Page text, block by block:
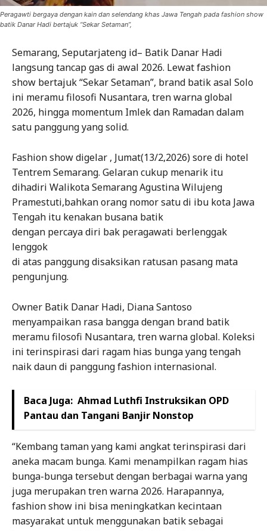
Peragawti bergaya dengan kain dan selendang khas Jawa Tengah pada fashion show
batik Danar Hadi bertajuk “Sekar Setaman”,
Semarang, Seputarjateng id– Batik Danar Hadi
langsung tancap gas di awal 2026. Lewat fashion
show bertajuk “Sekar Setaman”, brand batik asal Solo
ini meramu filosofi Nusantara, tren warna global
2026, hingga momentum Imlek dan Ramadan dalam
satu panggung yang solid.
Fashion show digelar , Jumat(13/2,2026) sore di hotel
Tentrem Semarang. Gelaran cukup menarik itu
dihadiri Walikota Semarang Agustina Wilujeng
Pramestuti,bahkan orang nomor satu di ibu kota Jawa
Tengah itu kenakan busana batik
dengan percaya diri bak peragawati berlenggak
lenggok
di atas panggung disaksikan ratusan pasang mata
pengunjung.
Owner Batik Danar Hadi, Diana Santoso
menyampaikan rasa bangga dengan brand batik
meramu filosofi Nusantara, tren warna global. Koleksi
ini terinspirasi dari ragam hias bunga yang tengah
naik daun di panggung fashion internasional.
Baca Juga: Ahmad Luthfi Instruksikan OPD
Pantau dan Tangani Banjir Nonstop
“Kembang taman yang kami angkat terinspirasi dari
aneka macam bunga. Kami menampilkan ragam hias
bunga-bunga tersebut dengan berbagai warna yang
juga merupakan tren warna 2026. Harapannya,
fashion show ini bisa meningkatkan kecintaan
masyarakat untuk menggunakan batik sebagai